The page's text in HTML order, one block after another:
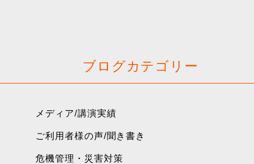
ブログカテゴリー
メディア/講演実績
ご利用者様の声/聞き書き
危機管理・災害対策